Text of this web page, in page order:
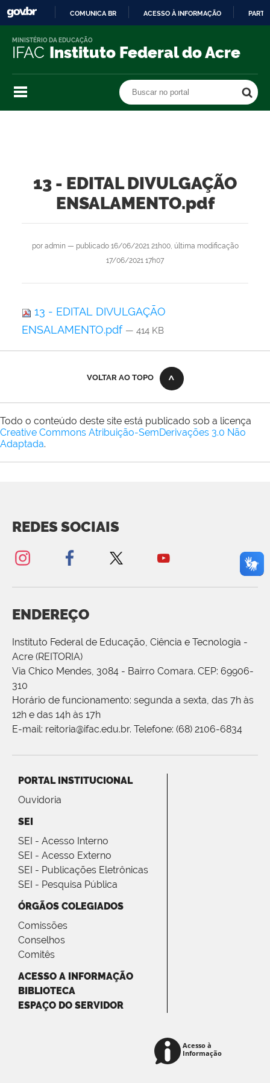
O
COMUNICA BR ACESSO À INFORMAÇÃO
IFAC Instituto Federal do Acre
MINISTÉRIO DA EDUCAÇÃO
Buscar no portal
13 - EDITAL DIVULGAÇÃO
ENSALAMENTO.pdf
por admin— publicado16/06/2021 21h00, última modificação
17/06/2021 17h07
13 - EDITAL DIVULGAÇÃO
ENSALAMENTO.pdf — 414 KB
VOLTAR AO TOPO
Todo o conteúdo deste site está publicado sob a licença
Creative Commons Atribuição-SemDerivações 3.0 Não
Adaptada.
REDES SOCIAIS
ENDEREÇO
Instituto Federal de Educação, Ciência e Tecnologia -
Acre (REITORIA)
Via Chico Mendes, 3084 - Bairro Comara. CEP: 69906-
310
Horário de funcionamento: segunda a sexta, das 7h às
12h e das 14h às 17h
E-mail: reitoria@ifac.edu.br. Telefone: (68) 2106-6834
PORTAL INSTITUCIONAL
Ouvidoria
SEI
SEI - Acesso Interno
SEI - Acesso Externo
SEI - Publicações Eletrônicas
SEI - Pesquisa Pública
ÓRGÃOS COLEGIADOS
Comissões
Conselhos
Comitês
ACESSO A INFORMAÇÃO
BIBLIOTECA
ESPAÇO DO SERVIDOR